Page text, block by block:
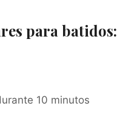
para batidos:
10 minutos